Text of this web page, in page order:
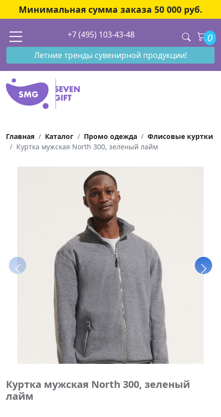
Минимальная сумма заказа 50 000 руб.
+7 (495) 103-43-48 0
Летние тренды сувенирной продукции!
Главная Каталог Промо одежда
Флисовые куртки
Куртка мужская North 300, зеленый лайм
Куртка мужская North 300, зеленый
лайм